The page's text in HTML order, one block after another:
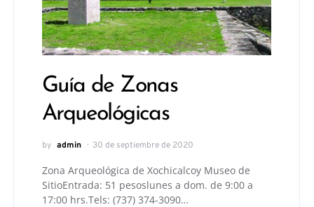
Guía de Zonas
Arqueológicas
by admin 30 de septiembre de 2020
Zona Arqueológica de Xochicalcoy Museo de
SitioEntrada: 51 pesoslunes a dom. de 9:00 a
17:00 hrs.Tels: (737) 374-3090…